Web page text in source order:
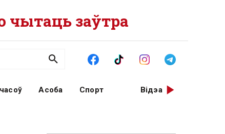
чытаць заўтра
Асоба Спорт Відэа